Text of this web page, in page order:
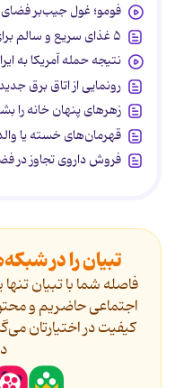
فومو؛ غول جیب‌بر
۵ غذای سریع و سالم برای طبیعت‌گردی
نتیجه حمله آمریکا به
رونمایی از اتاق برق
زهرهای پنهان خانه را
قهرمان‌های خسته یا
فروش داروی تجاوز در
تبیان را در
فاصله شما با تبیان
اجتماعی حاضریم و
کیفیت در اختیارتان